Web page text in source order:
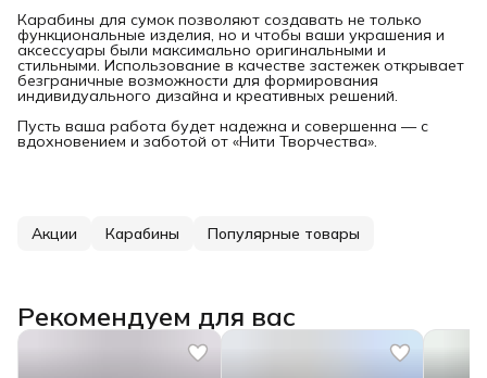
Карабины для сумок позволяют создавать не только
функциональные изделия, но и чтобы ваши украшения и
аксессуары были максимально оригинальными и
стильными. Использование в качестве застежек открывает
безграничные возможности для формирования
индивидуального дизайна и креативных решений.
Пусть ваша работа будет надежна и совершенна — с
вдохновением и заботой от «Нити Творчества».
Акции Карабины Популярные товары
Рекомендуем для вас